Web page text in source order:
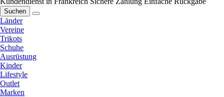
Suchen
Länder
Vereine
Trikots
Schuhe
Ausrüstung
Kinder
Lifestyle
Outlet
Marken